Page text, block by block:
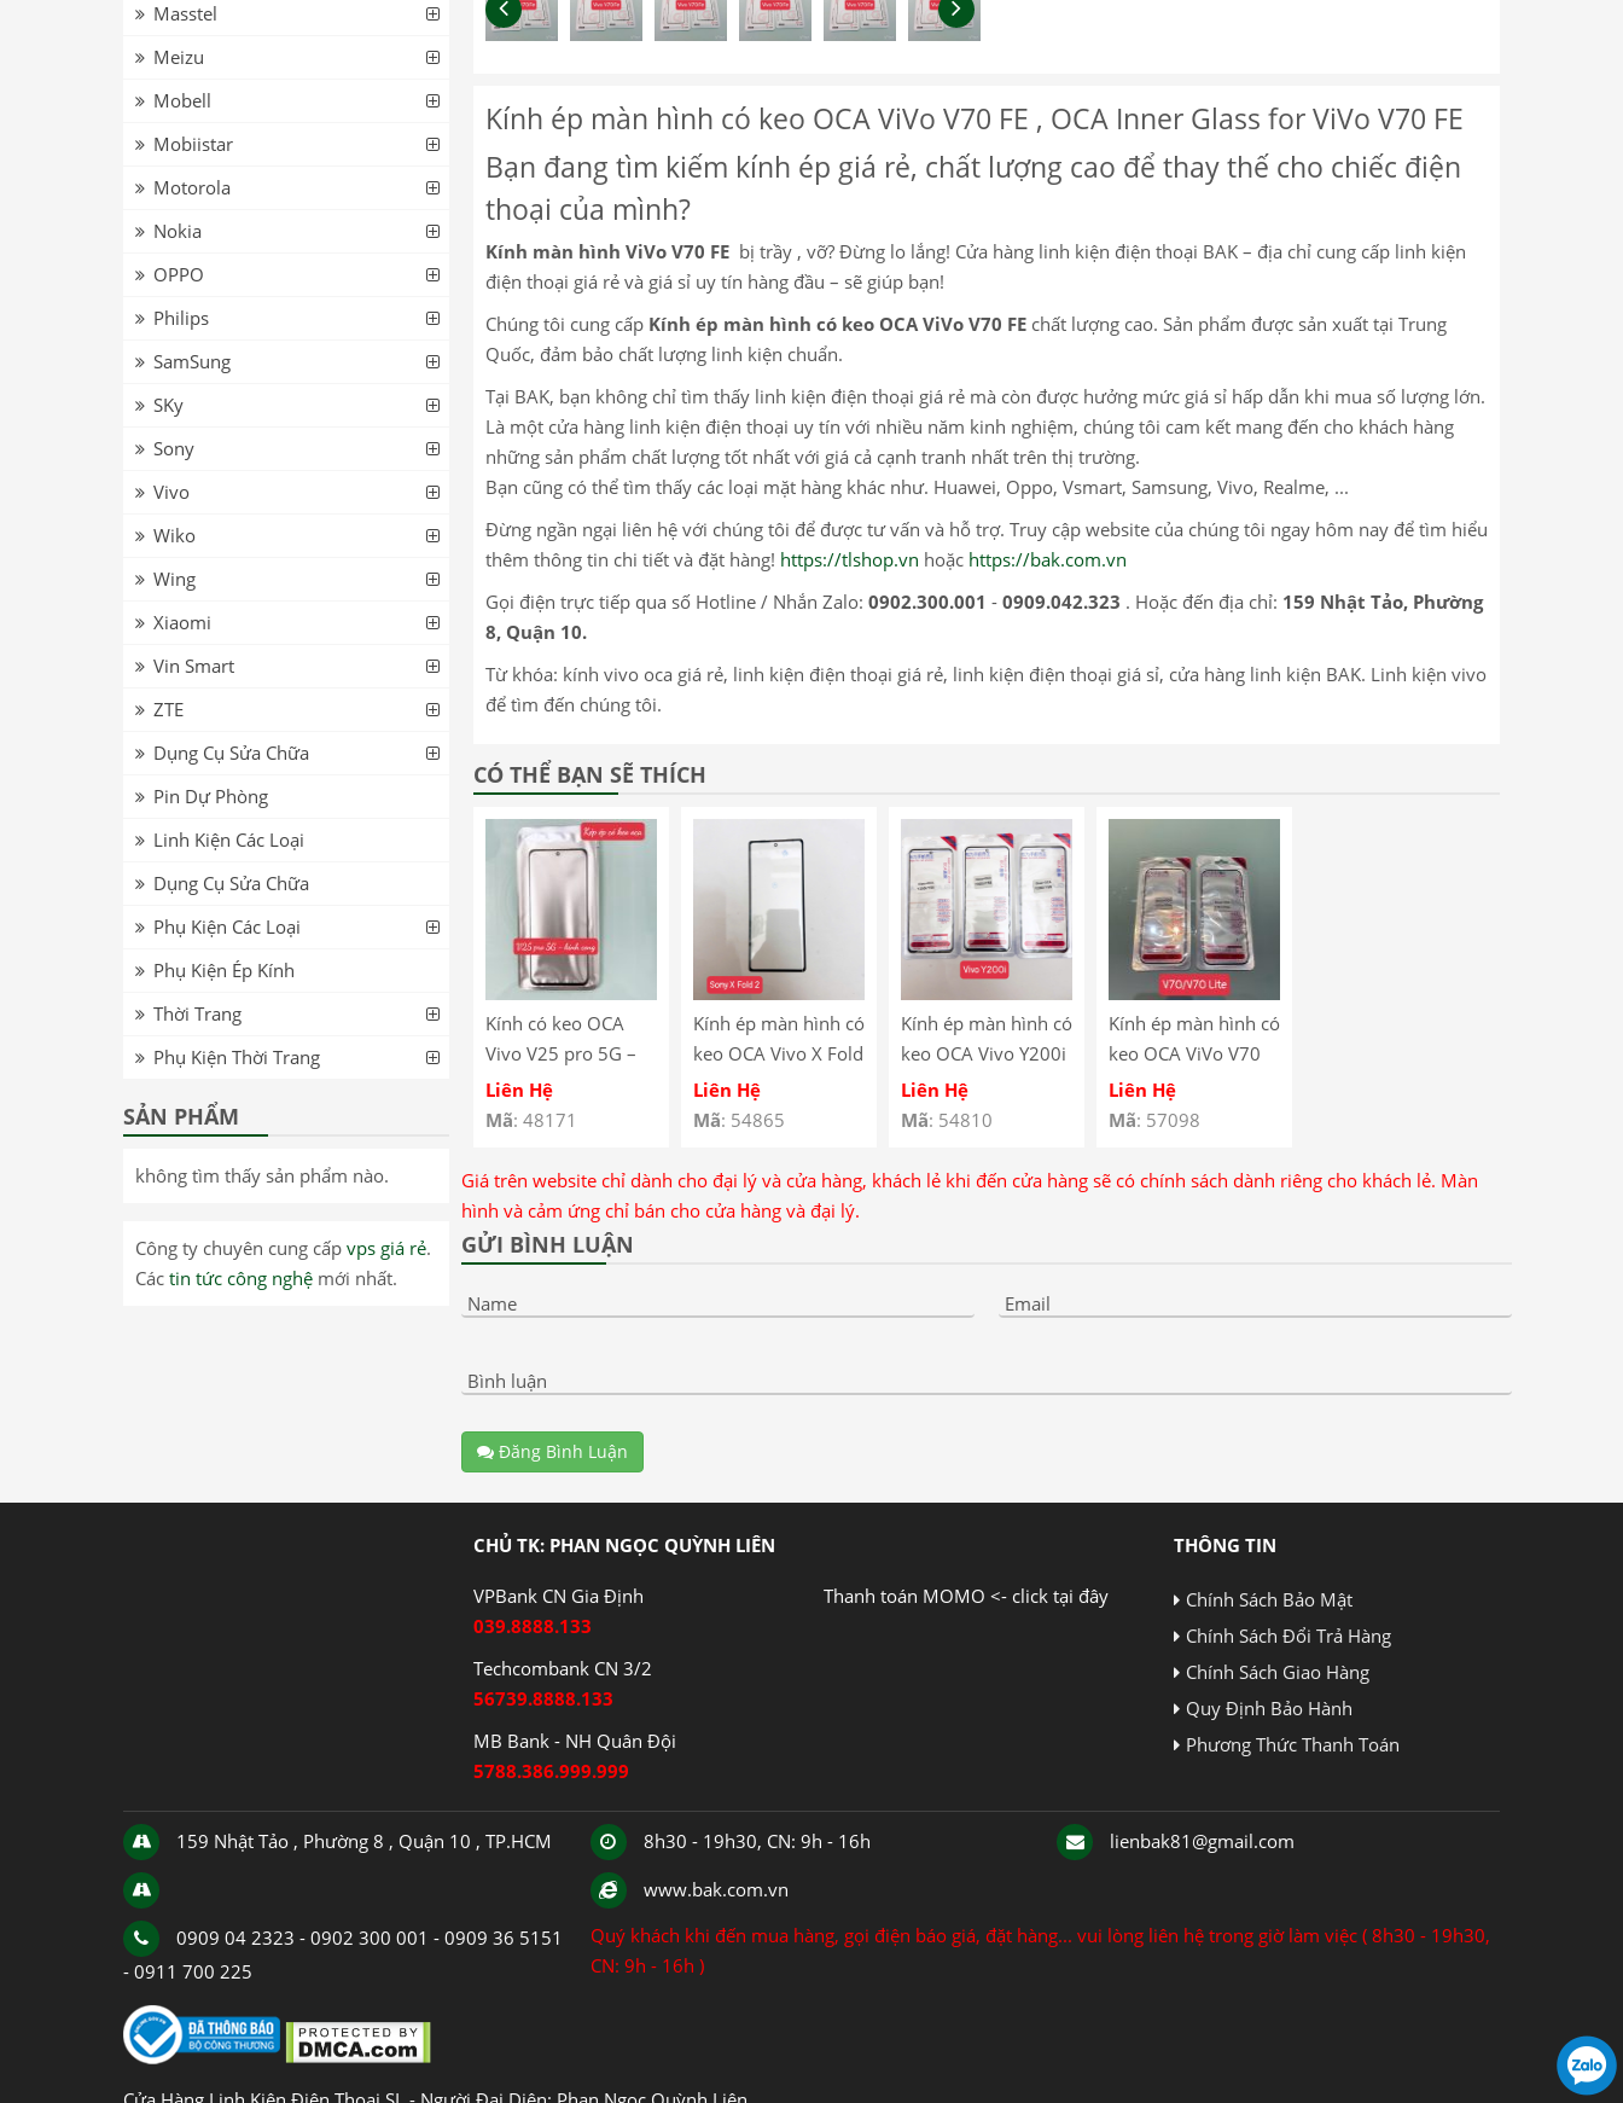
Kính ép màn hình có keo OCA ViVo V70 FE , OCA Inner Glass for ViVo V70 FE
Bạn đang tìm kiếm kính ép giá rẻ, chất lượng cao để thay thế cho chiếc điện
thoại của mình?
Kính màn hình ViVo V70 FE bị trầy , vỡ? Đừng lo lắng! Cửa hàng linh kiện điện thoại BAK – địa chỉ cung cấp linh kiện
điện thoại giá rẻ và giá sỉ uy tín hàng đầu – sẽ giúp bạn!
Chúng tôi cung cấp Kính ép màn hình có keo OCA ViVo V70 FE chất lượng cao. Sản phẩm được sản xuất tại Trung
Quốc, đảm bảo chất lượng linh kiện chuẩn.
Tại BAK, bạn không chỉ tìm thấy linh kiện điện thoại giá rẻ mà còn được hưởng mức giá sỉ hấp dẫn khi mua số lượng lớn.
Là một cửa hàng linh kiện điện thoại uy tín với nhiều năm kinh nghiệm, chúng tôi cam kết mang đến cho khách hàng
những sản phẩm chất lượng tốt nhất với giá cả cạnh tranh nhất trên thị trường.
Bạn cũng có thể tìm thấy các loại mặt hàng khác như. Huawei, Oppo, Vsmart, Samsung, Vivo, Realme, ...
Đừng ngần ngại liên hệ với chúng tôi để được tư vấn và hỗ trợ. Truy cập website của chúng tôi ngay hôm nay để tìm hiểu
thêm thông tin chi tiết và đặt hàng! https://tlshop.vn hoặc https://bak.com.vn
Gọi điện trực tiếp qua số Hotline / Nhắn Zalo: 0902.300.001 - 0909.042.323 . Hoặc đến địa chỉ: 159 Nhật Tảo, Phường
8, Quận 10.
Từ khóa: kính vivo oca giá rẻ, linh kiện điện thoại giá rẻ, linh kiện điện thoại giá sỉ, cửa hàng linh kiện BAK. Linh kiện vivo
để tìm đến chúng tôi.
CÓ THỂ BẠN SẼ THÍCH
Kính có keo OCA
Vivo V25 pro 5G –
kính cong
Liên Hệ
Mã: 48171
Kính ép màn hình có
keo OCA Vivo X Fold
2Liên Hệ
Mã: 54865
Kính ép màn hình có
keo OCA Vivo Y200i
Liên Hệ
Mã: 54810
Kính ép màn hình có
keo OCA ViVo V70
Elite
Liên Hệ
Mã: 57098
Giá trên website chỉ dành cho đại lý và cửa hàng, khách lẻ khi đến cửa hàng sẽ có chính sách dành riêng cho khách lẻ. Màn
hình và cảm ứng chỉ bán cho cửa hàng và đại lý.
GỬI BÌNH LUẬN
Name Email
Bình luận
Đăng Bình Luận
Masstel
Meizu
Mobell
Mobiistar
Motorola
Nokia
OPPO
Philips
SamSung
SKy
Sony
Vivo
Wiko
Wing
Xiaomi
Vin Smart
ZTE
Dụng Cụ Sửa Chữa
Pin Dự Phòng
Linh Kiện Các Loại
Dụng Cụ Sửa Chữa
Phụ Kiện Các Loại
Phụ Kiện Ép Kính
Thời Trang
Phụ Kiện Thời Trang
SẢN PHẨM
không tìm thấy sản phẩm nào.
Công ty chuyên cung cấp vps giá rẻ.
Các tin tức công nghệ mới nhất.
CHỦ TK: PHAN NGỌC QUỲNH LIÊN
VPBank CN Gia Định
039.8888.133
Techcombank CN 3/2
56739.8888.133
MB Bank - NH Quân Đội
5788.386.999.999
Thanh toán MOMO <- click tại đây
THÔNG TIN
Chính Sách Bảo Mật
Chính Sách Đổi Trả Hàng
Chính Sách Giao Hàng
Quy Định Bảo Hành
Phương Thức Thanh Toán
159 Nhật Tảo , Phường 8 , Quận 10 , TP.HCM
0909 04 2323 - 0902 300 001 - 0909 36 5151
- 0911 700 225
8h30 - 19h30, CN: 9h - 16h
www.bak.com.vn
lienbak81@gmail.com
Quý khách khi đến mua hàng, gọi điện báo giá, đặt hàng... vui lòng liên hệ trong giờ làm việc ( 8h30 - 19h30,
CN: 9h - 16h )